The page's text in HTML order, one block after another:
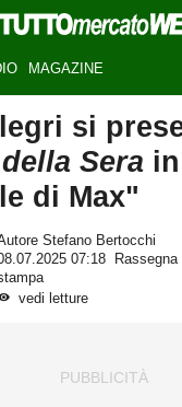
MAGAZINE
si
Sera
di Max"
Stefano Bertocchi
07:18
Rassegna
vedi letture